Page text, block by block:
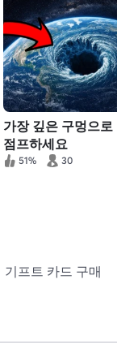
가장 깊은 구멍으로
점프하세요
51% 30
기프트 카드 구매